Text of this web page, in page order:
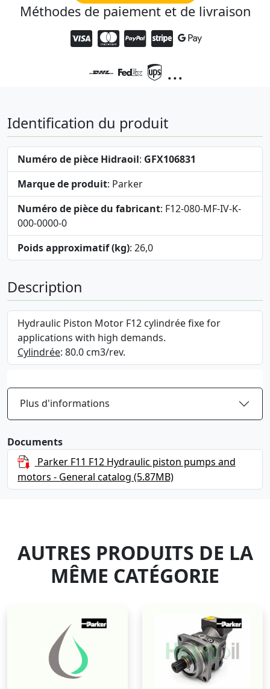
Méthodes de paiement et de livraison
...
Identification du produit
Numéro de pièce Hidraoil: GFX106831
Marque de produit: Parker
Numéro de pièce du fabricant: F12-080-MF-IV-K-
000-0000-0
Poids approximatif (kg): 26,0
Description
Hydraulic Piston Motor F12 cylindrée fixe for
applications with high demands.
Cylindrée: 80.0 cm3/rev.
Plus d'informations
Documents
Parker F11 F12 Hydraulic piston pumps and
motors - General catalog (5.87MB)
AUTRES PRODUITS DE LA
MÊME CATÉGORIE